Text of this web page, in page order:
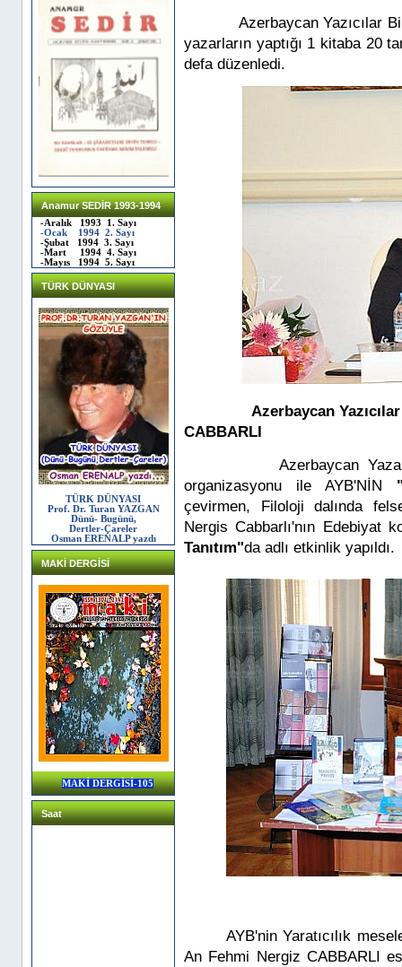
Anamur SEDİR 1993-1994
-Aralık 1993 1. Sayı
-Ocak 1994 2. Sayı
-Şubat 1994 3. Sayı
-Mart 1994 4. Sayı
-Mayıs 1994 5. Sayı
TÜRK DÜNYASI
TÜRK DÜNYASI
Prof. Dr. Turan YAZGAN
Dünü- Bugünü,
Dertler-Çareler
Osman ERENALP yazdı
MAKİ DERGİSİ
MAKİ DERGİSİ-105
Saat
Azerbaycan Yazıcılar
yazarların yaptığı 1 kitaba 20
defa düzenledi.
Azerbaycan
CABBARLI
Azerbaycan Yazarlar
organizasyonu ile AYB'NİN
çevirmen, Filoloji dalında
Nergis Cabbarlı'nın Edebiyat
Tanıtım"da adlı etkinlik yapıldı.
AYB'nin Yaratıcılık
An Fehmi Nergiz CABBARLI